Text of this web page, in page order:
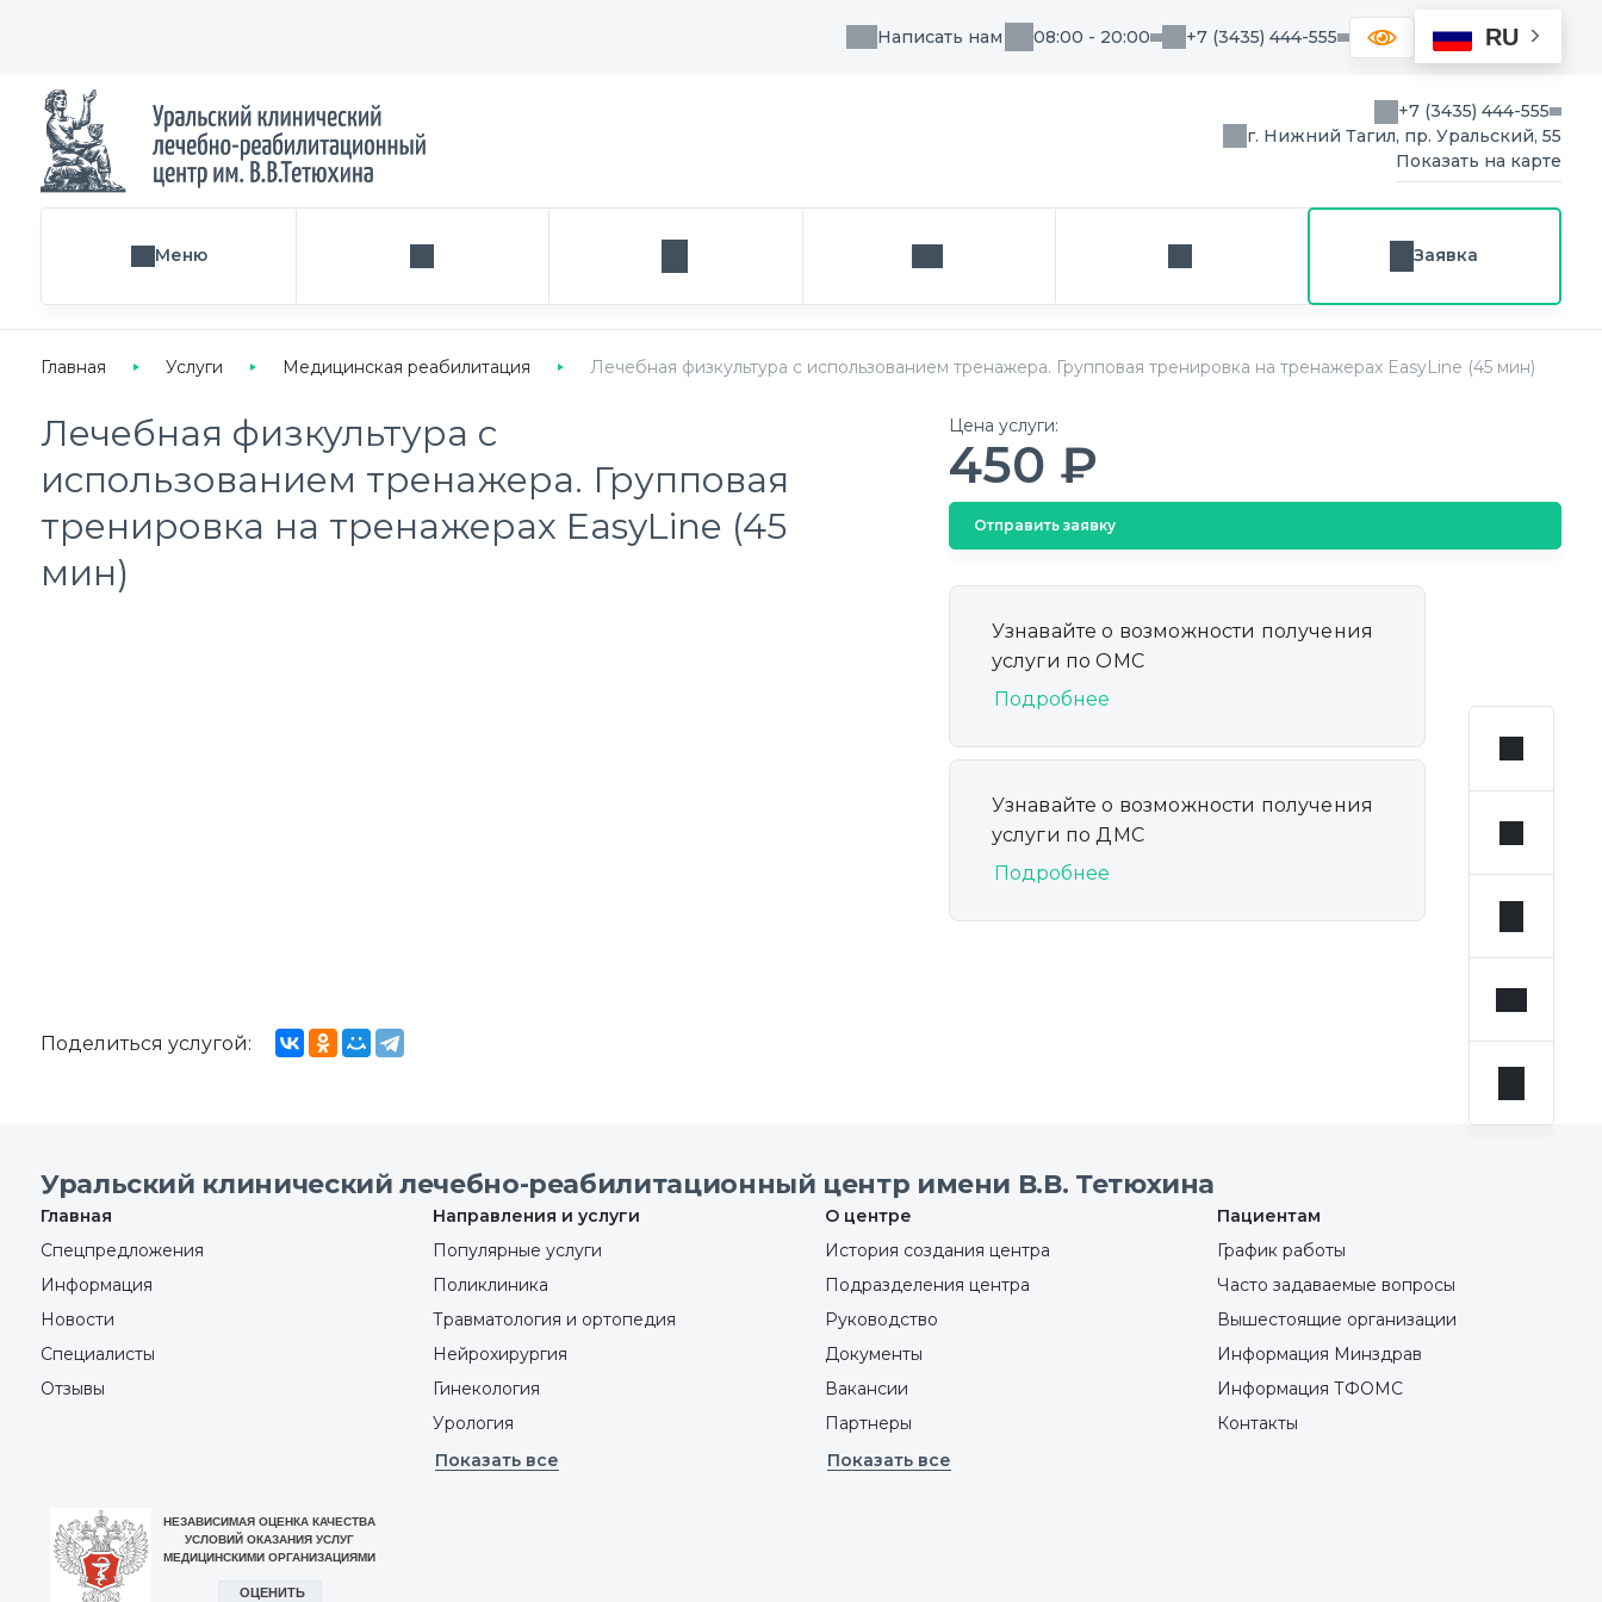
Написать нам 08:00 - 20:00 +7 (3435) 444-555 RU
+7 (3435) 444-555
г. Нижний Тагил, пр. Уральский, 55
Показать на карте
Меню Поиск услуги, направления или врача Написать нам Заказ звонка Заявка
Главная Услуги Медицинская реабилитация Лечебная физкультура с использованием тренажера. Групповая тренировка на тренажерах EasyLine (45 мин)
Лечебная физкультура с
использованием тренажера. Групповая
тренировка на тренажерах EasyLine (45
мин)
Цена услуги:
450 ₽
Отправить заявку
Узнавайте о возможности получения
услуги по ОМС
Подробнее
Узнавайте о возможности получения
услуги по ДМС
Подробнее
Поделиться услугой:
Уральский клинический лечебно-реабилитационный центр имени В.В. Тетюхина
Главная
Спецпредложения
Информация
Новости
Специалисты
Отзывы
Направления и услуги
Популярные услуги
Поликлиника
Травматология и ортопедия
Нейрохирургия
Гинекология
Урология
Показать все
О центре
История создания центра
Подразделения центра
Руководство
Документы
Вакансии
Партнеры
Показать все
Пациентам
График работы
Часто задаваемые вопросы
Вышестоящие организации
Информация Минздрав
Информация ТФОМС
Контакты